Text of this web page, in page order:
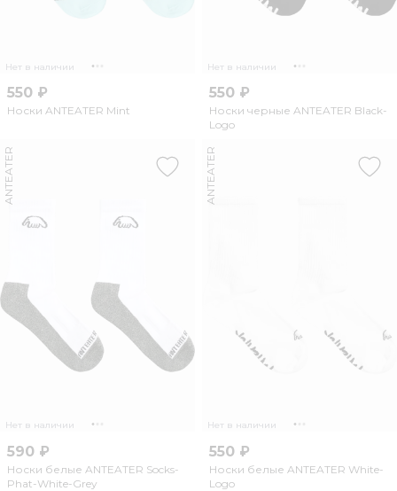
Нет в наличии
550 ₽
Носки ANTEATER Mint
Нет в наличии
550 ₽
Носки черные ANTEATER Black-
Logo
Нет в наличии
ANTEATER
590 ₽
Носки белые ANTEATER Socks-
Phat-White-Grey
Нет в наличии
ANTEATER
550 ₽
Носки белые ANTEATER White-
Logo